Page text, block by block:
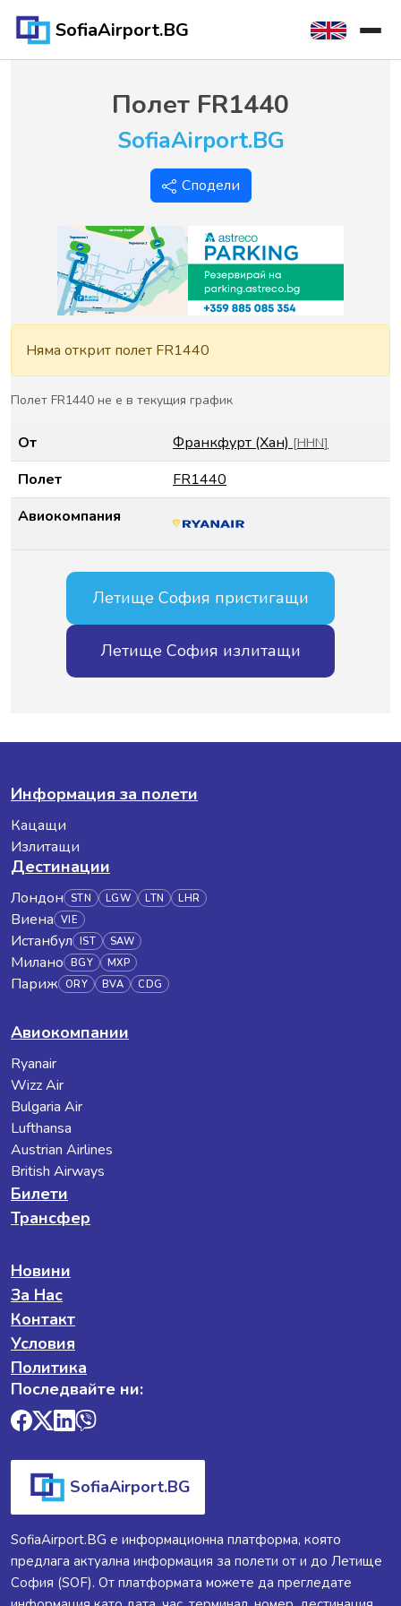
SofiaAirport.BG
Полет FR1440
SofiaAirport.BG
Сподели
Няма открит полет FR1440
Полет FR1440 не е в текущия график
От Франкфурт (Хан) [HHN]
Полет
FR1440
Авиокомпания
Летище София пристигащи
Летище София излитащи
Информация за полети
Кацащи
Излитащи
Дестинации
Лондон STN LGW LTN LHR
Виена VIE
Истанбул IST SAW
Милано BGY MXP
Париж ORY BVA CDG
Авиокомпании
Ryanair
Wizz Air
Bulgaria Air
Lufthansa
Austrian Airlines
British Airways
Билети
Трансфер
Новини
За Нас
Контакт
Условия
Политика
Последвайте ни:
SofiaAirport.BG
SofiaAirport.BG е информационна платформа, която
предлага актуална информация за полети от и до Летище
София (SOF). От платформата можете да прегледате